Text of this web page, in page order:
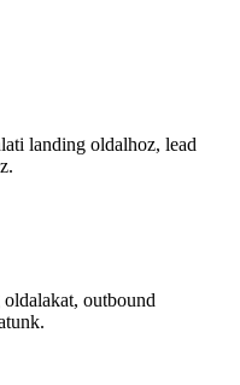
landing oldalhoz, lead
outbound